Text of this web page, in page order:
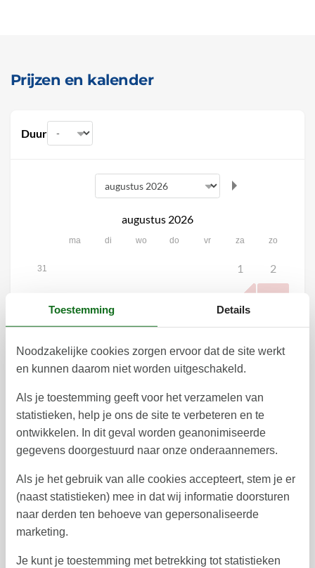
Prijzen en kalender
Duur
augustus 2026
ma di wo do vr za zo
31 1 2
9
33 10 11 12 13 14 15 16
34 17 18 19 20 21 22 23
36
31
september 2026
ma di wo do vr za zo
36 1 2 3 4 5 6
37
38
39 21 22 23 24 25 26 27
Toestemming Details
Noodzakelijke cookies zorgen ervoor dat de site werkt
en kunnen daarom niet worden uitgeschakeld.
Als je toestemming geeft voor het verzamelen van
statistieken, help je ons de site te verbeteren en te
ontwikkelen. In dit geval worden geanonimiseerde
gegevens doorgestuurd naar onze onderaannemers.
Als je het gebruik van alle cookies accepteert, stem je er
(naast statistieken) mee in dat wij informatie doorsturen
naar derden ten behoeve van gepersonaliseerde
marketing.
Je kunt je toestemming met betrekking tot statistieken